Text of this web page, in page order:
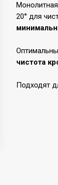
20° для
чистота
Подходят